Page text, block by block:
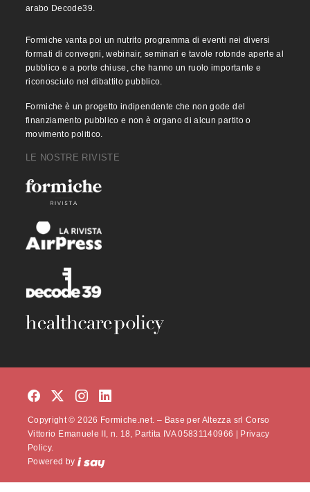
arabo Decode39.
Formiche vanta poi un nutrito programma di eventi nei diversi
formati di convegni, webinair, seminari e tavole rotonde aperte al
pubblico e a porte chiuse, che hanno un ruolo importante e
riconosciuto nel dibattito pubblico.
Formiche è un progetto indipendente che non gode del
finanziamento pubblico e non è organo di alcun partito o
movimento politico.
LE NOSTRE RIVISTE
Copyright © 2026 Formiche.net. – Base per Altezza srl Corso
Vittorio Emanuele II, n. 18, Partita IVA 05831140966 |
Privacy
Policy.
Powered by